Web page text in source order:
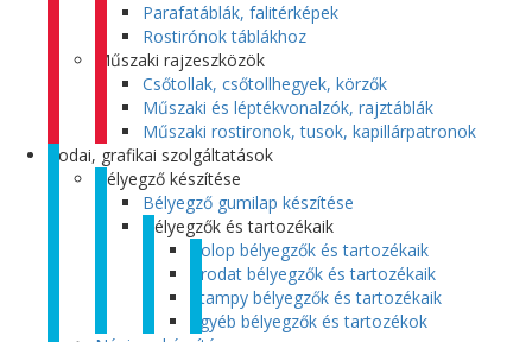
Parafatáblák, falitérképek
Rostirónok táblákhoz
Műszaki rajzeszközök
Csőtollak, csőtollhegyek, körzők
Műszaki és léptékvonalzók, rajztáblák
Műszaki rostironok, tusok, kapillárpatronok
Irodai, grafikai szolgáltatások
Bélyegző készítése
Bélyegző gumilap készítése
Bélyegzők és tartozékaik
Colop bélyegzők és tartozékaik
Trodat bélyegzők és tartozékaik
Stampy bélyegzők és tartozékaik
Egyéb bélyegzők és tartozékok